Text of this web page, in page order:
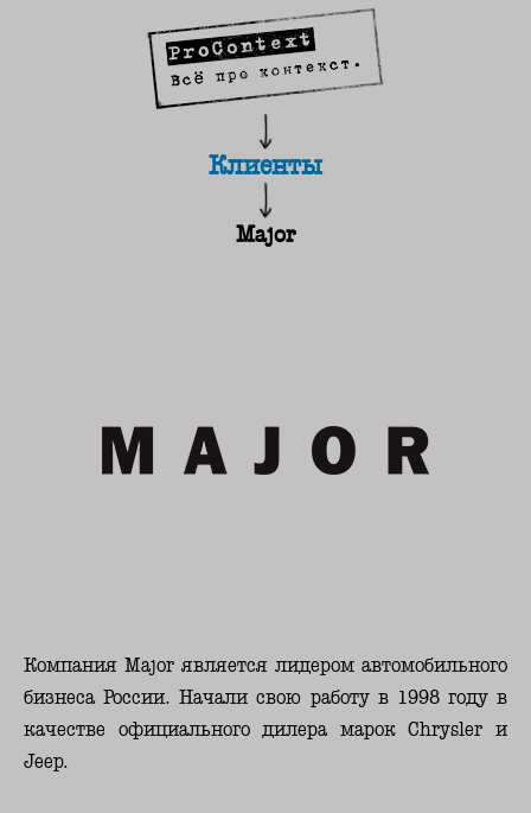
Клиенты
Major
Компания Major является лидером автомобильного
бизнеса России. Начали свою работу в 1998 году в
качестве официального дилера марок Chrysler и
Jeep.